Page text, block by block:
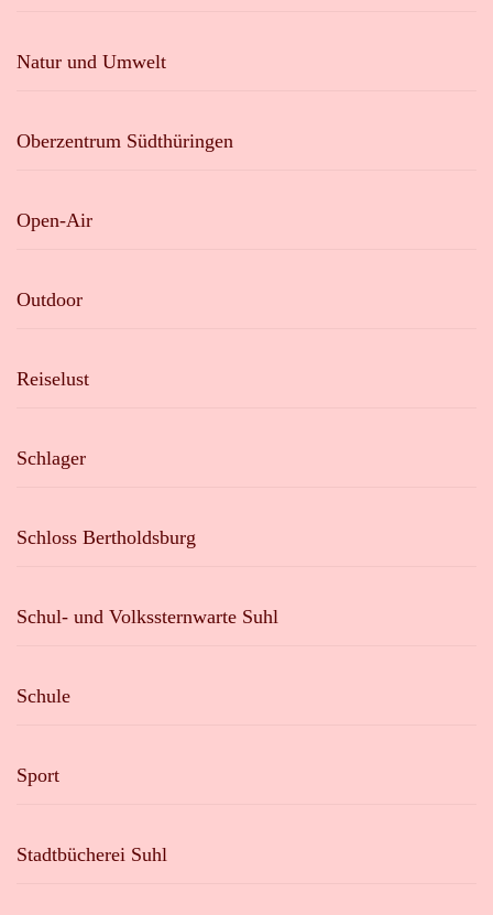
Natur und Umwelt
Oberzentrum Südthüringen
Open-Air
Outdoor
Reiselust
Schlager
Schloss Bertholdsburg
Schul- und Volkssternwarte Suhl
Schule
Sport
Stadtbücherei Suhl